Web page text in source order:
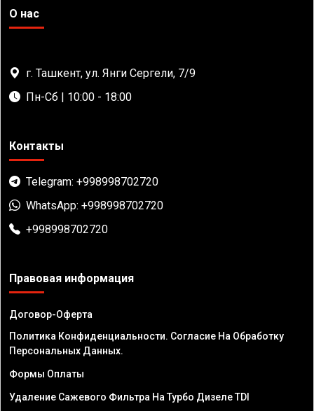
О нас
г. Ташкент, ул. Янги Сергели, 7/9
Пн-Сб | 10:00 - 18:00
Контакты
Telegram: +998998702720
WhatsApp: +998998702720
+998998702720
Правовая информация
Договор-Оферта
Политика Конфиденциальности. Согласие На Обработку
Персональных Данных.
Формы Оплаты
Удаление Сажевого Фильтра На Турбо Дизеле TDI